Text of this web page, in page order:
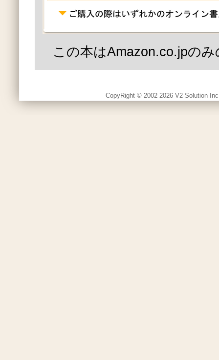
この本はAmazon.co.jpの
CopyRight © 2002-2026 V2-Solution